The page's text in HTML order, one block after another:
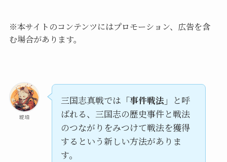
※本サイトのコンテンツにはプロモーション、広告を含
む場合があります。
琥珀
三国志真戦では 「事件戦法」 と呼
ばれる、三国志の歴史事件と戦法
のつながりをみつけて戦法を獲得
するという新しい方法がありま
す。